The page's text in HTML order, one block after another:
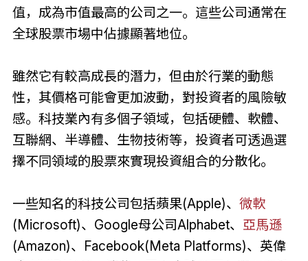
值，成為市值最高的公司之一。這些公司通常在
全球股票市場中佔據顯著地位。
雖然它有較高成長的潛力，但由於行業的動態
性，其價格可能會更加波動，對投資者的風險敏
感。科技業內有多個子領域，包括硬體、軟體、
互聯網、半導體、生物技術等，投資者可透過選
擇不同領域的股票來實現投資組合的分散化。
一些知名的科技公司包括蘋果(Apple)、 微軟
(Microsoft)、Google母公司Alphabet、 亞馬遜
(Amazon)、Facebook(Meta Platforms)、英偉